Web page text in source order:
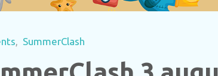
, SummerClash